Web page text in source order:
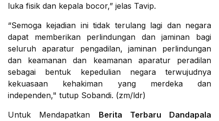
luka fisik dan kepala bocor,” jelas Tavip.
“Semoga kejadian ini tidak terulang lagi dan negara
dapat memberikan perlindungan dan jaminan bagi
seluruh aparatur pengadilan, jaminan perlindungan
dan keamanan dan keamanan aparatur peradilan
sebagai bentuk kepedulian negara terwujudnya
kekuasaan kehakiman yang merdeka dan
independen," tutup Sobandi. (zm/ldr)
Untuk Mendapatkan Berita Terbaru Dandapala